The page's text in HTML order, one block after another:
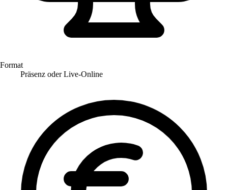
Format
Präsenz oder Live-Online